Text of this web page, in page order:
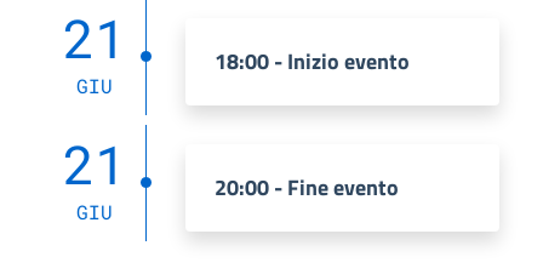
21
GIU
18:00 - Inizio evento
21
GIU
20:00 - Fine evento